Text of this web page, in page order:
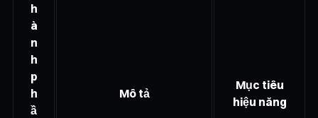
h
à
n
h
p
h
ầ
Mô tả
Mục tiêu
hiệu năng